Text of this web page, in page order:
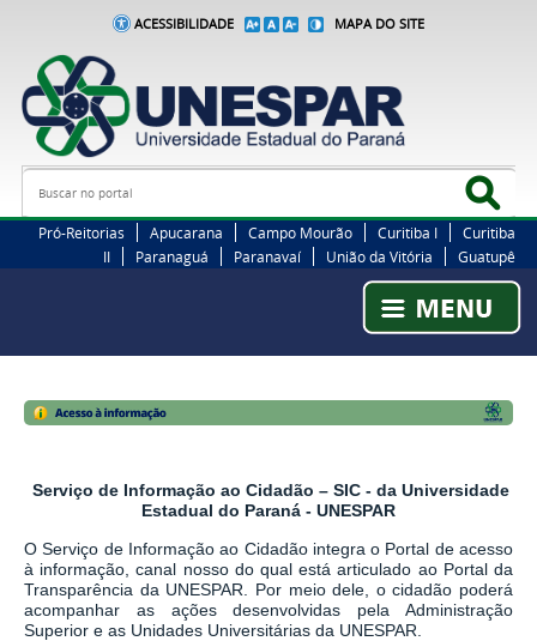
ACESSIBILIDADE MAPA DO SITE
Busca
Pró-Reitorias Apucarana Campo Mourão Curitiba I
Curitiba
II
Paranaguá Paranavaí União da Vitória Guatupê
Serviço de Informação ao Cidadão – SIC - da Universidade
Estadual do Paraná - UNESPAR
O Serviço de Informação ao Cidadão integra o Portal de acesso
à informação, canal nosso do qual está articulado ao Portal da
Transparência da UNESPAR. Por meio dele, o cidadão poderá
acompanhar as ações desenvolvidas pela Administração
Superior e as Unidades Universitárias da UNESPAR.